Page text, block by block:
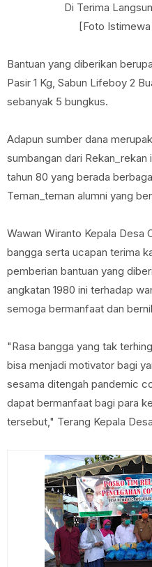
Di Terima
[Foto
Bantuan yang diberikan
Pasir 1 Kg, Sabun Lifeboy 2
sebanyak 5 bungkus.
Adapun sumber dana
sumbangan dari Rekan_rekan
tahun 80 yang berada
Teman_teman alumni yang
Wawan Wiranto Kepala Desa
bangga serta ucapan terima
pemberian bantuan yang
angkatan 1980 ini terhadap
semoga bermanfaat dan
"Rasa bangga yang tak
bisa menjadi motivator bagi
sesama ditengah pandemic
dapat bermanfaat bagi para
tersebut," Terang Kepala